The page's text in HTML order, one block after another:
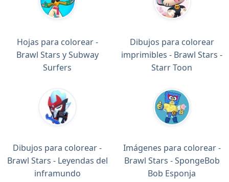
Hojas para colorear -
Brawl Stars y Subway
Surfers
Dibujos para colorear
imprimibles - Brawl Stars -
Starr Toon
Dibujos para colorear -
Brawl Stars - Leyendas del
inframundo
Imágenes para colorear -
Brawl Stars - SpongeBob
Bob Esponja